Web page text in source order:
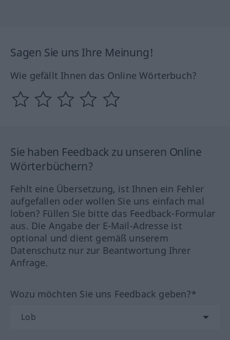
Sagen Sie uns Ihre Meinung!
Wie gefällt Ihnen das Online Wörterbuch?
Sie haben Feedback zu unseren Online
Wörterbüchern?
Fehlt eine Übersetzung, ist Ihnen ein Fehler
aufgefallen oder wollen Sie uns einfach mal
loben? Füllen Sie bitte das Feedback-Formular
aus. Die Angabe der E-Mail-Adresse ist
optional und dient gemäß unserem
Datenschutz nur zur Beantwortung Ihrer
Anfrage.
Wozu möchten Sie uns Feedback geben?*